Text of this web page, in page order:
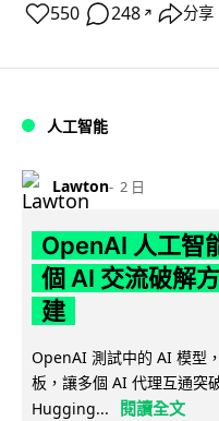
550 248 ↗ 分享
人工智能
Lawton 2 日
OpenAI 人工智
個 AI 交流破解
建
OpenAI 測試中的 AI 模型
板，讓多個 AI 代理互通突
Hugging...
閱讀全文